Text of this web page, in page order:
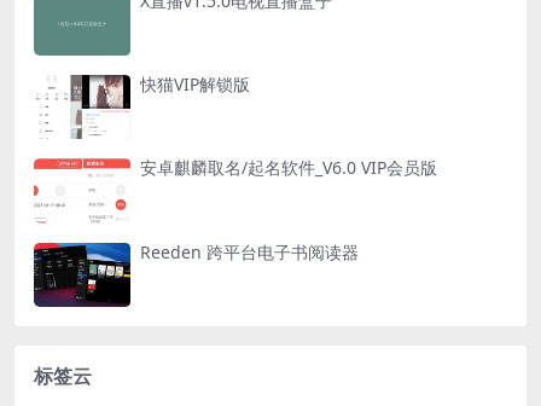
快猫VIP解锁版
安卓麒麟取名/起名软件_V6.0 VIP会员版
Reeden 跨平台电子书阅读器
标签云